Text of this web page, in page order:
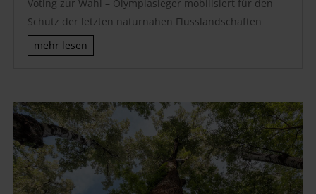
Voting zur Wahl – Olympiasieger mobilisiert für den
Schutz der letzten naturnahen Flusslandschaften
mehr lesen